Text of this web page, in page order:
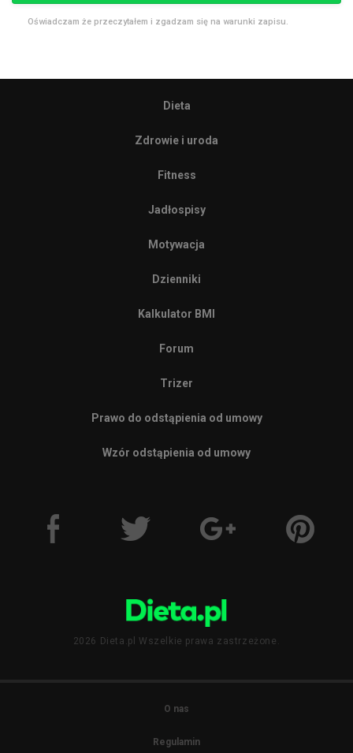
Oświadczam że przeczytałem i zgadzam się na warunki zapisu.
Dieta
Zdrowie i uroda
Fitness
Jadłospisy
Motywacja
Dzienniki
Kalkulator BMI
Forum
Trizer
Prawo do odstąpienia od umowy
Wzór odstąpienia od umowy
2026 Dieta.pl Wszelkie prawa zastrzeżone.
O nas
Regulamin